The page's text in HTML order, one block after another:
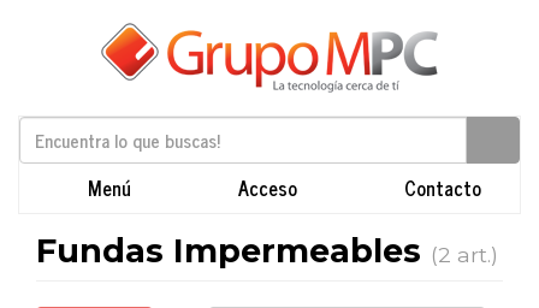
Menú Acceso Contacto
Fundas Impermeables (2 art.)